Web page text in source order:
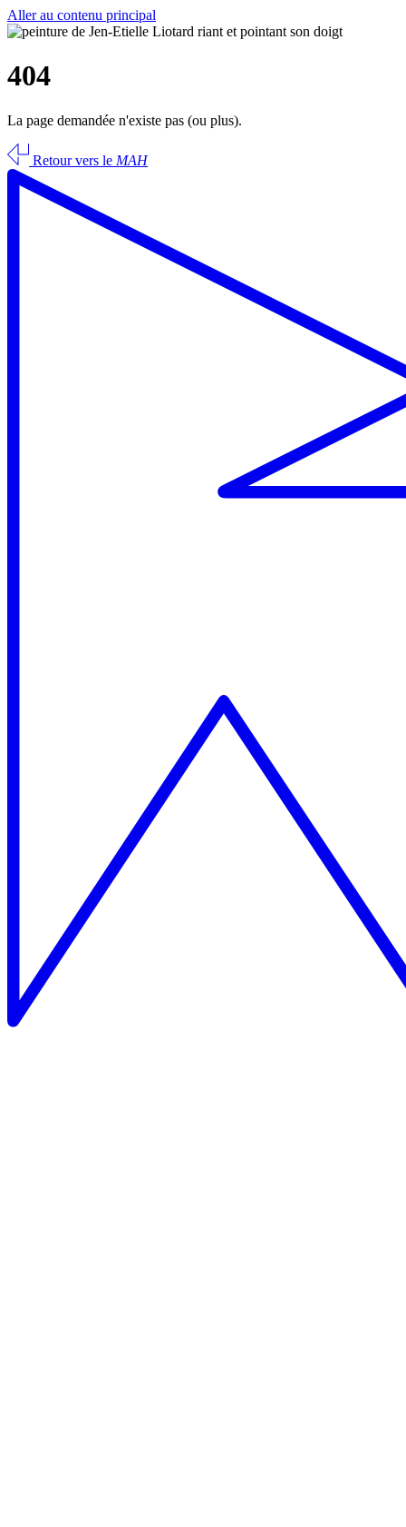
Aller au contenu principal
404
La page demandée n'existe pas (ou plus).
Retour vers le MAH